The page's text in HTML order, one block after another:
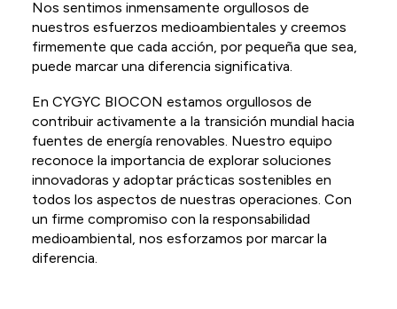
Nos sentimos inmensamente orgullosos de
nuestros esfuerzos medioambientales y creemos
firmemente que cada acción, por pequeña que sea,
puede marcar una diferencia significativa.
En CYGYC BIOCON estamos orgullosos de
contribuir activamente a la transición mundial hacia
fuentes de energía renovables. Nuestro equipo
reconoce la importancia de explorar soluciones
innovadoras y adoptar prácticas sostenibles en
todos los aspectos de nuestras operaciones. Con
un firme compromiso con la responsabilidad
medioambiental, nos esforzamos por marcar la
diferencia.